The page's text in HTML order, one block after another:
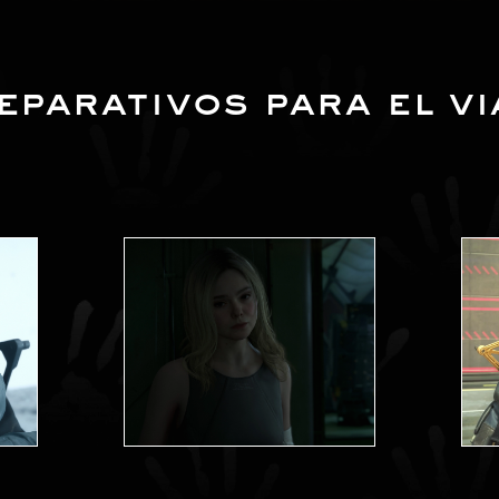
para el